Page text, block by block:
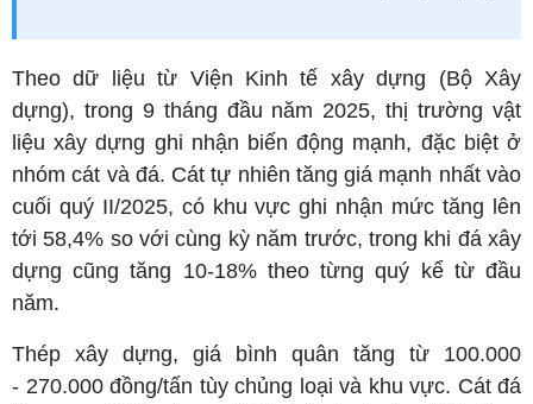
Theo dữ liệu từ Viện Kinh tế xây dựng (Bộ Xây
dựng), trong 9 tháng đầu năm 2025, thị trường vật
liệu xây dựng ghi nhận biến động mạnh, đặc biệt ở
nhóm cát và đá. Cát tự nhiên tăng giá mạnh nhất vào
cuối quý II/2025, có khu vực ghi nhận mức tăng lên
tới 58,4% so với cùng kỳ năm trước, trong khi đá xây
dựng cũng tăng 10-18% theo từng quý kể từ đầu
năm.
Thép xây dựng, giá bình quân tăng từ 100.000
- 270.000 đồng/tấn tùy chủng loại và khu vực. Cát đá